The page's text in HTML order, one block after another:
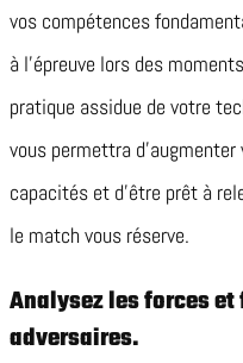
vos compétences
à l’épreuve lors des
pratique assidue de votre
vous permettra
capacités et d’être prêt à
le match vous réserve.
Analysez les forces
adversaires.